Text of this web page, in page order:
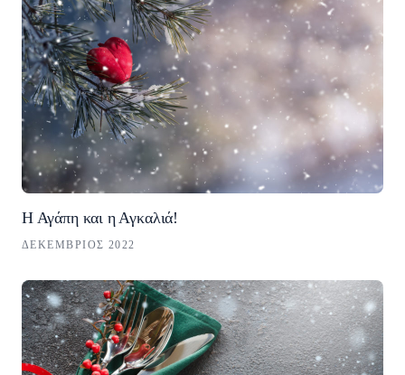
Η Αγάπη και η Αγκαλιά!
ΔΕΚΈΜΒΡΙΟΣ 2022